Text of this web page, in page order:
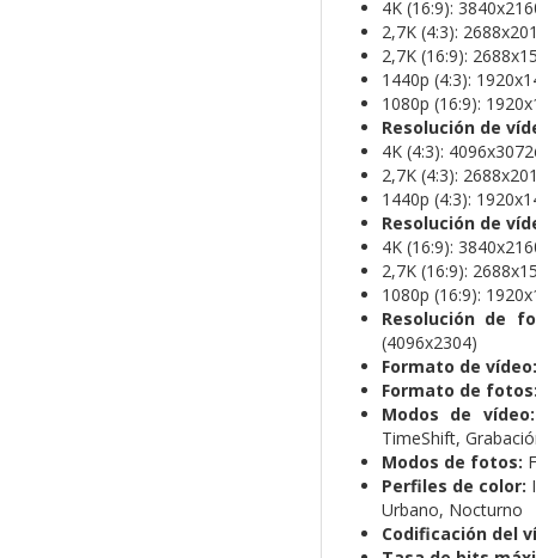
4K (16:9):
2,7K (4:3):
2,7K (16:9):
1440p (4:3):
1080p (16:9):
Resolución de
4K (4:3):
2,7K (4:3):
1440p (4:3):
Resolución de
4K (16:9):
2,7K (16:9):
1080p (16:9):
Resolución de
(4096x2304)
Formato de vídeo:
Formato de
Modos de vídeo:
TimeShift,
Modos de fotos:
Perfiles de color:
Urbano, Nocturno
Codificación del